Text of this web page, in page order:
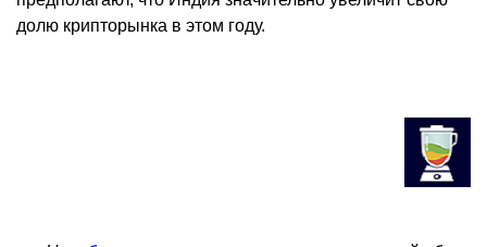
долю крипторынка в этом году.